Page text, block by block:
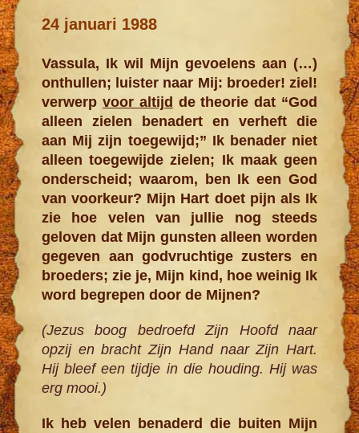
24 januari 1988
Vassula, Ik wil Mijn gevoelens aan (…)
onthullen; luister naar Mij: broeder! ziel!
verwerp voor altijd de theorie dat “God
alleen zielen benadert en verheft die
aan Mij zijn toegewijd;” Ik benader niet
alleen toegewijde zielen; Ik maak geen
onderscheid; waarom, ben Ik een God
van voorkeur? Mijn Hart doet pijn als Ik
zie hoe velen van jullie nog steeds
geloven dat Mijn gunsten alleen worden
gegeven aan godvruchtige zusters en
broeders; zie je, Mijn kind, hoe weinig Ik
word begrepen door de Mijnen?
(Jezus boog bedroefd Zijn Hoofd naar
opzij en bracht Zijn Hand naar Zijn Hart.
Hij bleef een tijdje in die houding. Hij was
erg mooi.)
Ik heb velen benaderd die buiten Mijn